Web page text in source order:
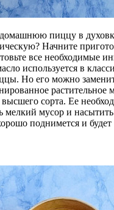
пиццу в
Начните
все необходимые
используется в
Но его можно
растительное
высшего сорта. Ее
мелкий мусор и
поднимется и